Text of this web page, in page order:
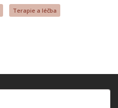
Terapie a léčba